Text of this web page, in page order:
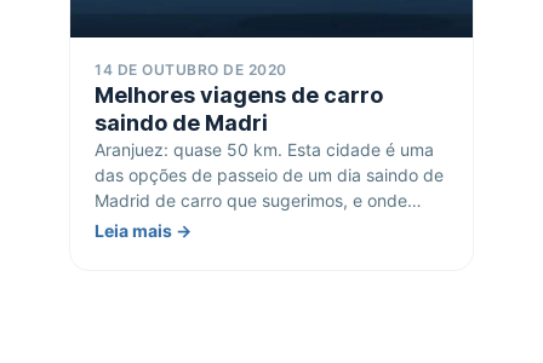
14 DE OUTUBRO DE 2020
Melhores viagens de carro
saindo de Madri
Aranjuez: quase 50 km. Esta cidade é uma
das opções de passeio de um dia saindo de
Madrid de carro que sugerimos, e onde…
Leia mais →